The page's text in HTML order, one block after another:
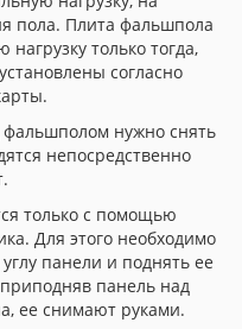
пола. Плита фальшпола
только тогда,
согласно
фальшполом нужно снять
непосредственно
только с помощью
Для этого необходимо
панели и поднять ее
панель над
ее снимают руками.